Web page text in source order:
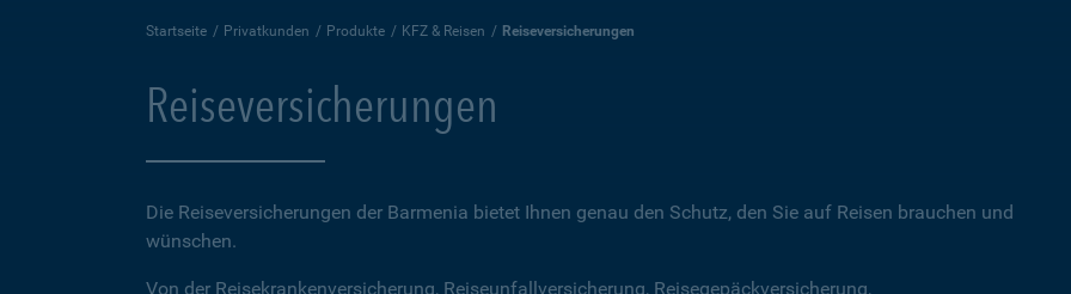
Startseite Privatkunden Produkte KFZ & Reisen Reiseversicherungen
Reiseversicherungen
Die Reiseversicherungen der Barmenia bietet Ihnen genau den Schutz, den Sie auf Reisen brauchen und
wünschen.
Von der Reisekrankenversicherung, Reiseunfallversicherung, Reisegepäckversicherung,